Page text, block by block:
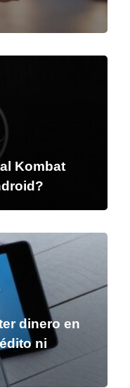
Kombat
dinero en
ni